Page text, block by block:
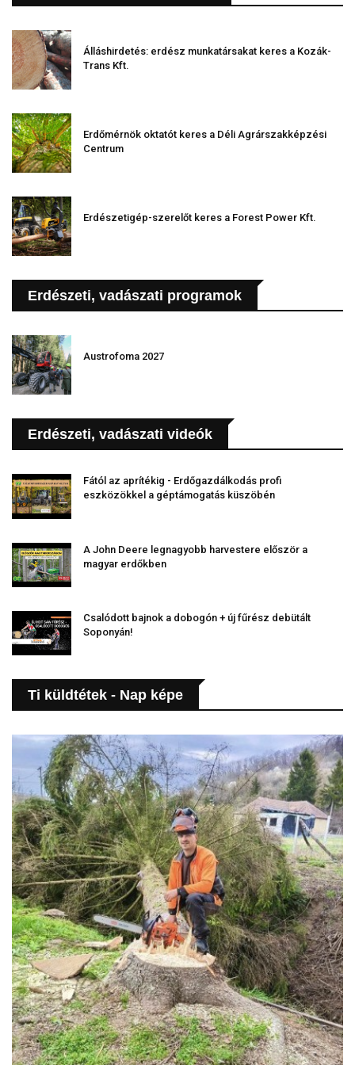
Álláshirdetés: erdész munkatársakat keres a Kozák-
Trans Kft.
Erdőmérnök oktatót keres a Déli Agrárszakképzési
Centrum
Erdészetigép-szerelőt keres a Forest Power Kft.
Erdészeti, vadászati programok
Austrofoma 2027
Erdészeti, vadászati videók
Fától az aprítékig - Erdőgazdálkodás profi
eszközökkel a géptámogatás küszöbén
A John Deere legnagyobb harvestere először a
magyar erdőkben
Csalódott bajnok a dobogón + új fűrész debütált
Soponyán!
Ti küldtétek - Nap képe